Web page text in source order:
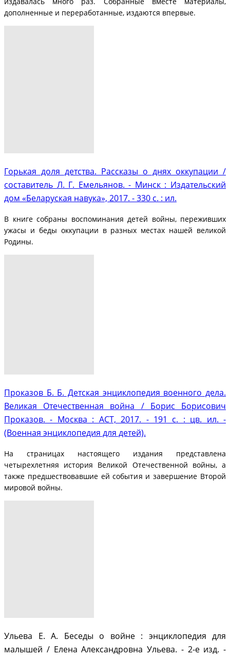
дополненные и переработанные, издаются впервые.
Горькая доля детства. Рассказы о днях оккупации /
составитель Л. Г. Емельянов. - Минск : Издательский
дом «Беларуская навука», 2017. - 330 с. : ил.
В книге собраны воспоминания детей войны, переживших
ужасы и беды оккупации в разных местах нашей великой
Родины.
Проказов Б. Б. Детская энциклопедия военного дела.
Великая Отечественная война / Борис Борисович
Проказов. - Москва : АСТ, 2017. - 191 с. : цв. ил. -
(Военная энциклопедия для детей).
На страницах настоящего издания представлена
четырехлетняя история Великой Отечественной войны, а
также предшествовавшие ей события и завершение Второй
мировой войны.
Ульева Е. А. Беседы о войне : энциклопедия для
малышей / Елена Александровна Ульева. - 2-е изд. -